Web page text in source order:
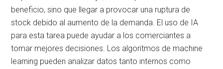
beneficio, sino que llegar a provocar una ruptura de
stock debido al aumento de la demanda. El uso de IA
para esta tarea puede ayudar a los comerciantes a
tomar mejores decisiones. Los algoritmos de machine
learning pueden analizar datos tanto internos como